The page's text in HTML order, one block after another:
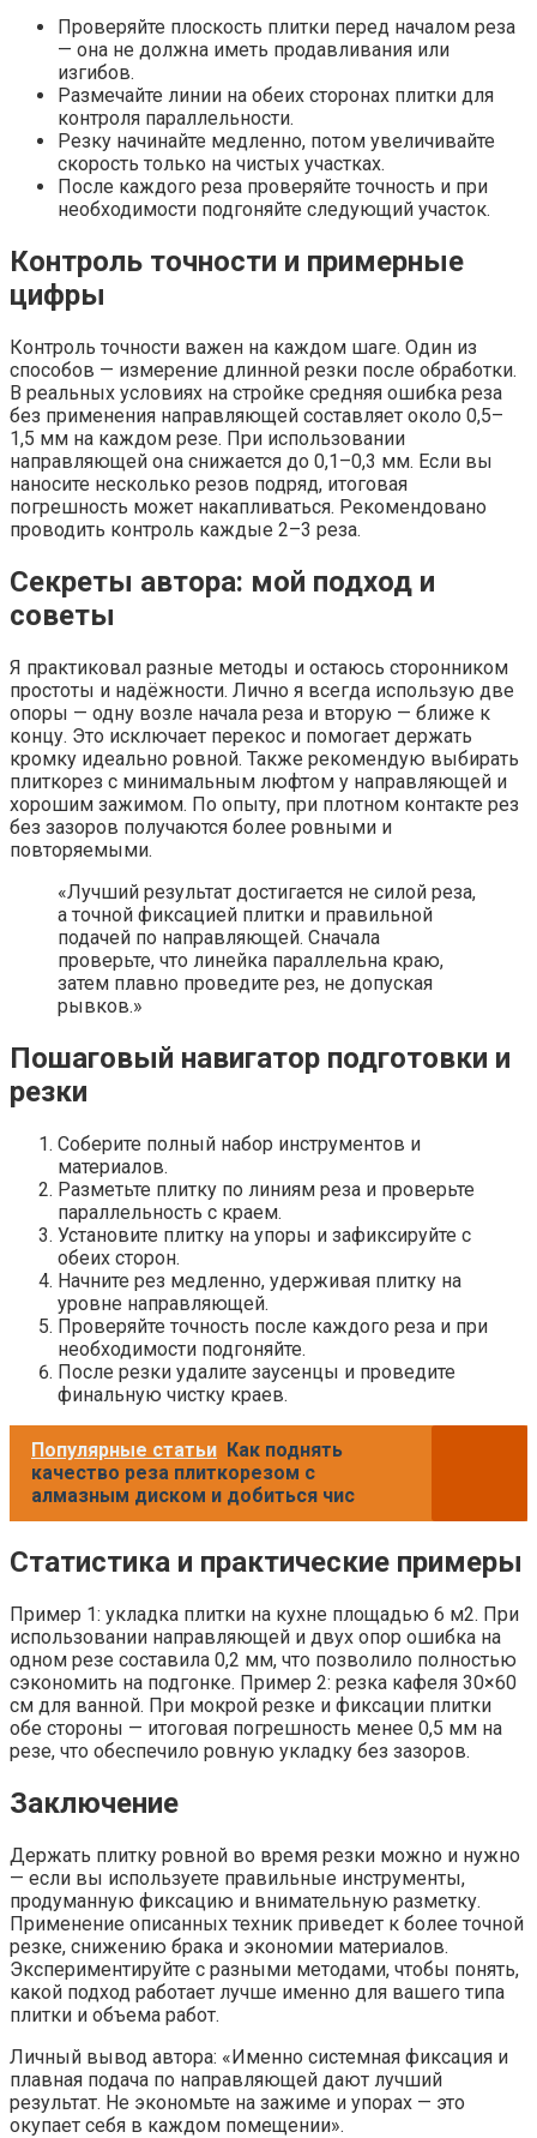
Проверяйте плоскость плитки перед началом реза
— она не должна иметь продавливания или
изгибов.
Размечайте линии на обеих сторонах плитки для
контроля параллельности.
Резку начинайте медленно, потом увеличивайте
скорость только на чистых участках.
После каждого реза проверяйте точность и при
необходимости подгоняйте следующий участок.
Контроль точности и примерные
цифры
Контроль точности важен на каждом шаге. Один из
способов — измерение длинной резки после обработки.
В реальных условиях на стройке средняя ошибка реза
без применения направляющей составляет около 0,5–
1,5 мм на каждом резе. При использовании
направляющей она снижается до 0,1–0,3 мм. Если вы
наносите несколько резов подряд, итоговая
погрешность может накапливаться. Рекомендовано
проводить контроль каждые 2–3 реза.
Секреты автора: мой подход и
советы
Я практиковал разные методы и остаюсь сторонником
простоты и надёжности. Лично я всегда использую две
опоры — одну возле начала реза и вторую — ближе к
концу. Это исключает перекос и помогает держать
кромку идеально ровной. Также рекомендую выбирать
плиткорез с минимальным люфтом у направляющей и
хорошим зажимом. По опыту, при плотном контакте рез
без зазоров получаются более ровными и
повторяемыми.
«Лучший результат достигается не силой реза,
а точной фиксацией плитки и правильной
подачей по направляющей. Сначала
проверьте, что линейка параллельна краю,
затем плавно проведите рез, не допуская
рывков.»
Пошаговый навигатор подготовки и
резки
Соберите полный набор инструментов и
материалов.
Разметьте плитку по линиям реза и проверьте
параллельность с краем.
Установите плитку на упоры и зафиксируйте с
обеих сторон.
Начните рез медленно, удерживая плитку на
уровне направляющей.
Проверяйте точность после каждого реза и при
необходимости подгоняйте.
После резки удалите заусенцы и проведите
финальную чистку краев.
Популярные статьи Как поднять
качество реза плиткорезом с
алмазным диском и добиться чис
Статистика и практические примеры
Пример 1: укладка плитки на кухне площадью 6 м2. При
использовании направляющей и двух опор ошибка на
одном резе составила 0,2 мм, что позволило полностью
сэкономить на подгонке. Пример 2: резка кафеля 30×60
см для ванной. При мокрой резке и фиксации плитки
обе стороны — итоговая погрешность менее 0,5 мм на
резе, что обеспечило ровную укладку без зазоров.
Заключение
Держать плитку ровной во время резки можно и нужно
— если вы используете правильные инструменты,
продуманную фиксацию и внимательную разметку.
Применение описанных техник приведет к более точной
резке, снижению брака и экономии материалов.
Экспериментируйте с разными методами, чтобы понять,
какой подход работает лучше именно для вашего типа
плитки и объема работ.
Личный вывод автора: «Именно системная фиксация и
плавная подача по направляющей дают лучший
результат. Не экономьте на зажиме и упорах — это
окупает себя в каждом помещении».